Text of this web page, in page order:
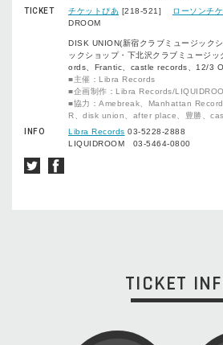
TICKET
チケットぴあ [218-521] ローソンチ
DROOM
DISK UNION(新宿クラブミュージック
ックショップ・下北沢クラブミュージ
ords、Frantic、castle records、12/3
■主催：Libra Records
■企画制作：Libra Records/
■協力：Amebreak、Manhattan
R、disk union、after place、豊勝、
INFO
Libra Records 03-5228-2888
LIQUIDROOM 03-5464-0800
TICKET